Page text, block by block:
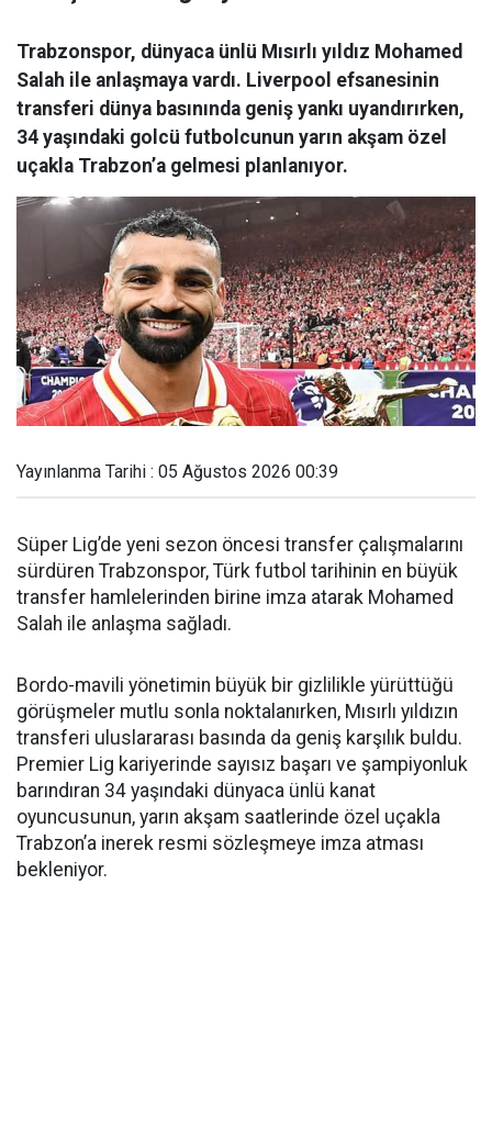
Trabzonspor, dünyaca ünlü Mısırlı yıldız Mohamed
Salah ile anlaşmaya vardı. Liverpool efsanesinin
transferi dünya basınında geniş yankı uyandırırken,
34 yaşındaki golcü futbolcunun yarın akşam özel
uçakla Trabzon’a gelmesi planlanıyor.
Yayınlanma Tarihi : 05 Ağustos 2026 00:39
Süper Lig’de yeni sezon öncesi transfer çalışmalarını
sürdüren Trabzonspor, Türk futbol tarihinin en büyük
transfer hamlelerinden birine imza atarak Mohamed
Salah ile anlaşma sağladı.
Bordo-mavili yönetimin büyük bir gizlilikle yürüttüğü
görüşmeler mutlu sonla noktalanırken, Mısırlı yıldızın
transferi uluslararası basında da geniş karşılık buldu.
Premier Lig kariyerinde sayısız başarı ve şampiyonluk
barındıran 34 yaşındaki dünyaca ünlü kanat
oyuncusunun, yarın akşam saatlerinde özel uçakla
Trabzon’a inerek resmi sözleşmeye imza atması
bekleniyor.